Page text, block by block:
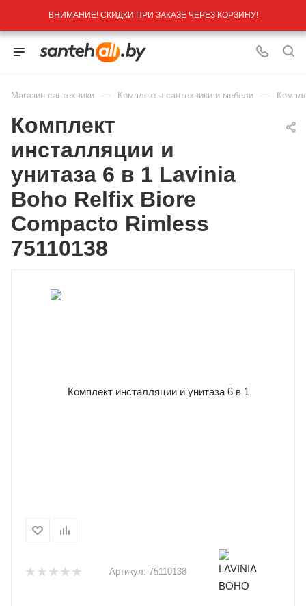
ВНИМАНИЕ! СКИДКИ ПРИ ЗАКАЗЕ ЧЕРЕЗ КОРЗИНУ!
Магазин сантехники — Комплекты сантехники и мебели —
Комплект
инсталляции и
унитаза 6 в 1 Lavinia
Boho Relfix Biore
Compacto Rimless
75110138
Артикул: 75110138